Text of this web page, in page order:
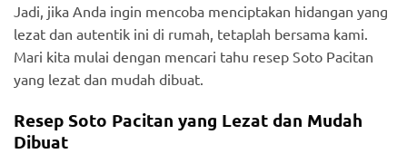
Jadi, jika Anda ingin mencoba menciptakan hidangan yang
lezat dan autentik ini di rumah, tetaplah bersama kami.
Mari kita mulai dengan mencari tahu resep Soto Pacitan
yang lezat dan mudah dibuat.
Resep Soto Pacitan yang Lezat dan Mudah
Dibuat